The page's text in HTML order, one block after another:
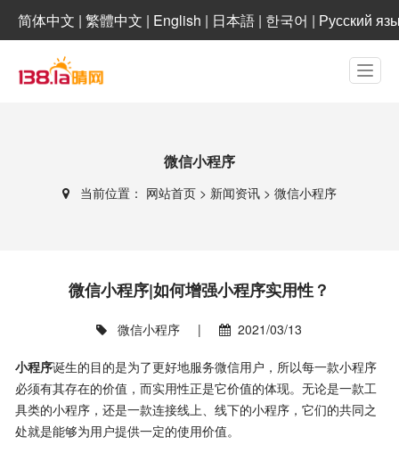
简体中文 | 繁體中文 | English | 日本語 | 한국어 | Русский
微信小程序
当前位置： 网站首页 > 新闻资讯 > 微信小程序
微信小程序|如何增强小程序实用性？
微信小程序 | 2021/03/13
小程序诞生的目的是为了更好地服务微信用户，所以每一款小程序
必须有其存在的价值，而实用性正是它价值的体现。无论是一款工
具类的小程序，还是一款连接线上、线下的小程序，它们的共同之
处就是能够为用户提供一定的使用价值。